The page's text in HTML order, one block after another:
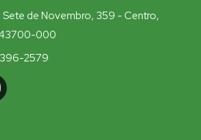
Sete de Novembro, 359 - Centro,
43700-000
2579